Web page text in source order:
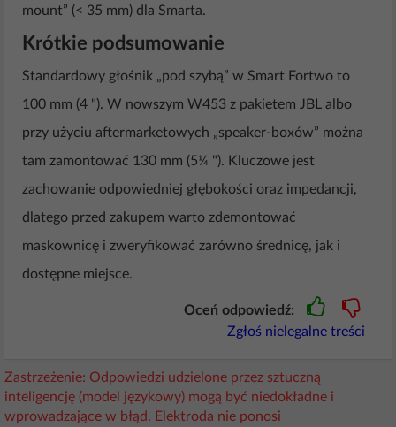
mount” (< 35 mm) dla Smarta.
Krótkie podsumowanie
Standardowy głośnik „pod szybą” w Smart Fortwo to
100 mm (4 "). W nowszym W453 z pakietem JBL albo
przy użyciu aftermarketowych „speaker-boxów” można
tam zamontować 130 mm (5¼ "). Kluczowe jest
zachowanie odpowiedniej głębokości oraz impedancji,
dlatego przed zakupem warto zdemontować
maskownicę i zweryfikować zarówno średnicę, jak i
dostępne miejsce.
Oceń odpowiedź:
Zgłoś nielegalne treści
Zastrzeżenie: Odpowiedzi udzielone przez sztuczną
inteligencję (model językowy) mogą być niedokładne i
wprowadzające w błąd. Elektroda nie ponosi